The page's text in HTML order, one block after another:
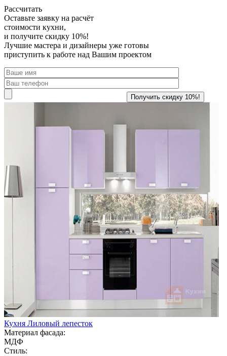
Рассчитать
Оставьте заявку на расчёт
стоимости кухни,
и получите скидку 10%!
Лучшие мастера и дизайнеры уже готовы
приступить к работе над Вашим проектом
Кухня Лиловый лепесток
Материал фасада:
МДФ
Стиль: